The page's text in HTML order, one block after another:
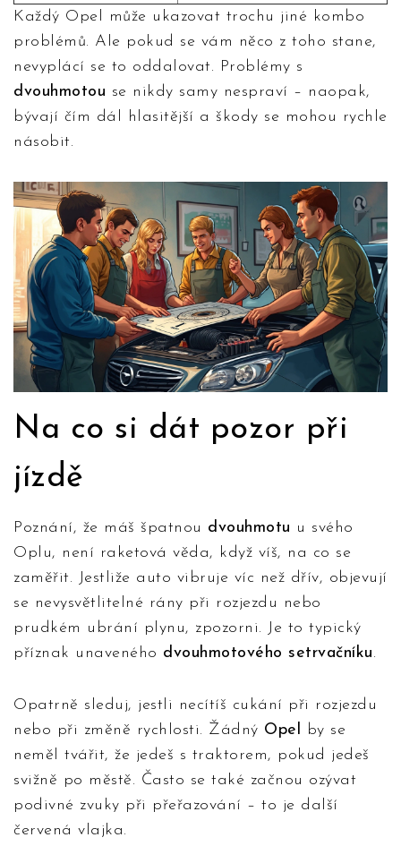
Každý Opel může ukazovat trochu jiné kombo
problémů. Ale pokud se vám něco z toho stane,
nevyplácí se to oddalovat. Problémy s
dvouhmotou se nikdy samy nespraví – naopak,
bývají čím dál hlasitější a škody se mohou rychle
násobit.
Na co si dát pozor při
jízdě
Poznání, že máš špatnou dvouhmotu u svého
Oplu, není raketová věda, když víš, na co se
zaměřit. Jestliže auto vibruje víc než dřív, objevují
se nevysvětlitelné rány při rozjezdu nebo
prudkém ubrání plynu, zpozorni. Je to typický
příznak unaveného dvouhmotového setrvačníku.
Opatrně sleduj, jestli necítíš cukání při rozjezdu
nebo při změně rychlosti. Žádný Opel by se
neměl tvářit, že jedeš s traktorem, pokud jedeš
svižně po městě. Často se také začnou ozývat
podivné zvuky při přeřazování – to je další
červená vlajka.